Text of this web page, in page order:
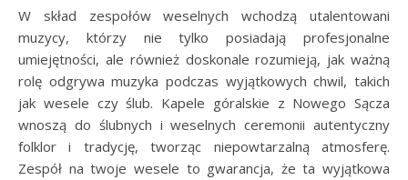
W skład zespołów weselnych wchodzą utalentowani
muzycy, którzy nie tylko posiadają profesjonalne
umiejętności, ale również doskonale rozumieją, jak ważną
rolę odgrywa muzyka podczas wyjątkowych chwil, takich
jak wesele czy ślub. Kapele góralskie z Nowego Sącza
wnoszą do ślubnych i weselnych ceremonii autentyczny
folklor i tradycję, tworząc niepowtarzalną atmosferę.
Zespół na twoje wesele to gwarancja, że ta wyjątkowa